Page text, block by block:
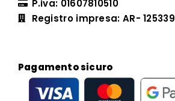
P.iva: 01607810510
Registro impresa: AR- 125339
Pagamento sicuro